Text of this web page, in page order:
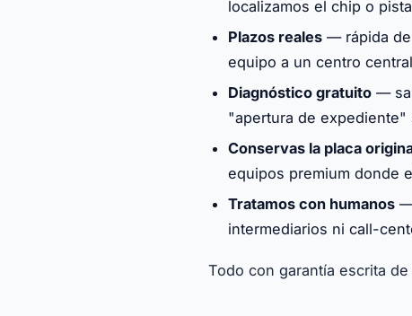
localizamos el chip o
Plazos reales — rápida de
equipo a un centro
Diagnóstico gratuito —
"apertura de expediente"
Conservas la placa
equipos premium donde
Tratamos con humanos —
intermediarios ni call-
Todo con garantía escrita